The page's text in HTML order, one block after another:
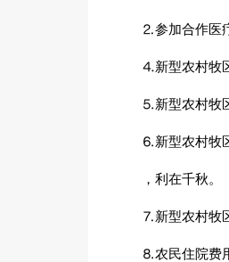
⒉参加合作医
⒋新型农村牧
⒌新型农村牧
⒍新型农村牧
，利在千秋。
⒎新型农村牧
⒏农民住院费